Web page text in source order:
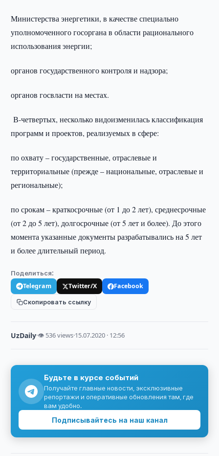
Министерства энергетики, в качестве специально
уполномоченного госоргана в области рационального
использования энергии;
органов государственного контроля и надзора;
органов госвласти на местах.
В-четвертых, несколько видоизменилась классификация
программ и проектов, реализуемых в сфере:
по охвату – государственные, отраслевые и
территориальные (прежде – национальные, отраслевые и
региональные);
по срокам – краткосрочные (от 1 до 2 лет), среднесрочные
(от 2 до 5 лет), долгосрочные (от 5 лет и более). До этого
момента указанные документы разрабатывались на 5 лет
и более длительный период.
Поделиться:
Telegram Twitter/X
Facebook
Скопировать ссылку
UzDaily·👁 536 views·15.07.2020 · 12:56
Будьте в курсе событий
Получайте главные новости, эксклюзивные
репортажи и оперативные обновления там, где
вам удобно.
Подписывайтесь на наш канал